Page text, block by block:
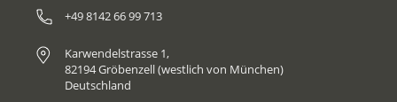
+49 8142 66 99 713
Karwendelstrasse 1,
82194 Gröbenzell (westlich von München)
Deutschland